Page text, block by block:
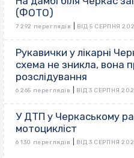
(ФОТО)
7 292 переглядів ВІД 5 СЕРПНЯ
Рукавички у лікарні
схема не зникла, вона
розслідування
6 265 переглядів ВІД 3 СЕРПНЯ
У ДТП у Черкаському
мотоцикліст
6 130 переглядів ВІД 3 СЕРПНЯ